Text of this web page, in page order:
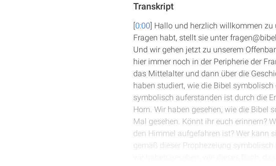
Transkript
[0:00] Hallo und herzlich willkommen zu
Fragen habt, stellt sie unter
Und wir gehen jetzt zu unserem
hier immer noch in der Peripherie der
das Mittelalter und dann über die
haben studiert, wie die Bibel
symbolisch auferstanden ist durch die
Horn. Wir haben gesehen, wie die
Mal gesehen. Könnt ihr euch erinnern?
den Himmel aufgefahren ist? Wer kann
gemäß dieser Prophezeiung